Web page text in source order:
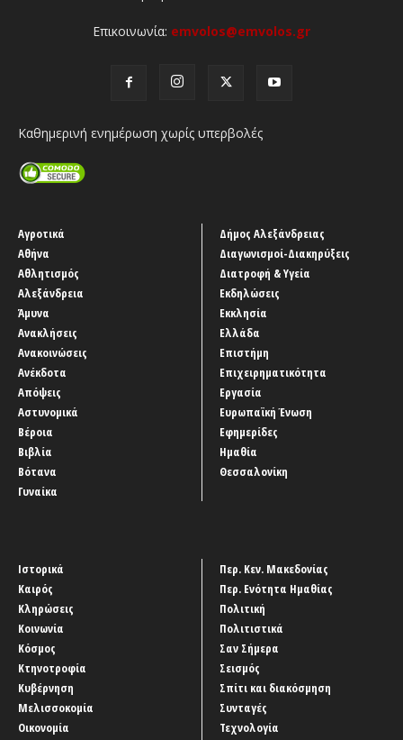
Επικοινωνία: emvolos@emvolos.gr
Καθημερινή ενημέρωση χωρίς υπερβολές
Αγροτικά
Αθήνα
Αθλητισμός
Αλεξάνδρεια
Άμυνα
Ανακλήσεις
Ανακοινώσεις
Ανέκδοτα
Απόψεις
Αστυνομικά
Βέροια
Βιβλία
Βότανα
Γυναίκα
Δήμος Αλεξάνδρειας
Διαγωνισμοί-Διακηρύξεις
Διατροφή & Υγεία
Εκδηλώσεις
Εκκλησία
Ελλάδα
Επιστήμη
Επιχειρηματικότητα
Εργασία
Ευρωπαϊκή Ένωση
Εφημερίδες
Ημαθία
Θεσσαλονίκη
Ιστορικά
Καιρός
Κληρώσεις
Κοινωνία
Κόσμος
Κτηνοτροφία
Κυβέρνηση
Μελισσοκομία
Οικονομία
Περ. Κεν. Μακεδονίας
Περ. Ενότητα Ημαθίας
Πολιτική
Πολιτιστικά
Σαν Σήμερα
Σεισμός
Σπίτι και διακόσμηση
Συνταγές
Τεχνολογία